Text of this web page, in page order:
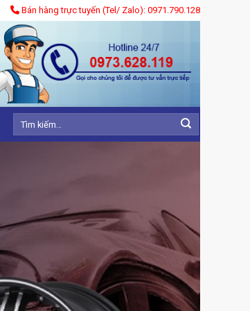
Bán hàng trực tuyến (Tel/ Zalo): 0971.790.128
Tìm